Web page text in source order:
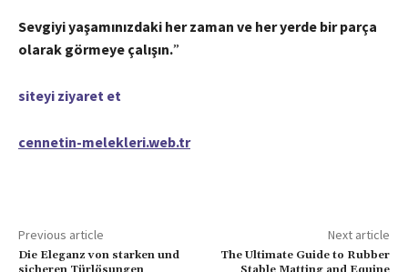
Sevgiyi yaşamınızdaki her zaman ve her yerde bir parça
olarak görmeye çalışın.”
siteyi ziyaret et
cennetin-melekleri.web.tr
Previous article
Die Eleganz von starken und
Next article
The Ultimate Guide to Rubber